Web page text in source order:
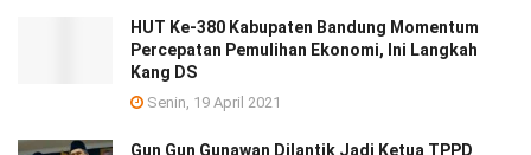
HUT Ke-380 Kabupaten Bandung Momentum
Percepatan Pemulihan Ekonomi, Ini Langkah
Kang DS
Senin, 19 April 2021
Gun Gun Gunawan Dilantik Jadi Ketua TPPD